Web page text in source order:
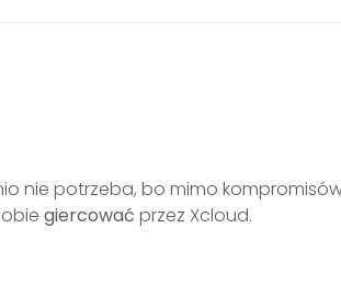
nie potrzeba, bo mimo
giercować przez Xcloud.